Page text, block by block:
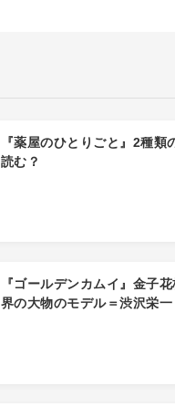
『薬屋のひとりごと』2種
読む？
『ゴールデンカムイ』金子
界の大物のモデル＝渋沢栄一